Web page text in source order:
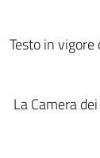
Testo in vigore
La Camera